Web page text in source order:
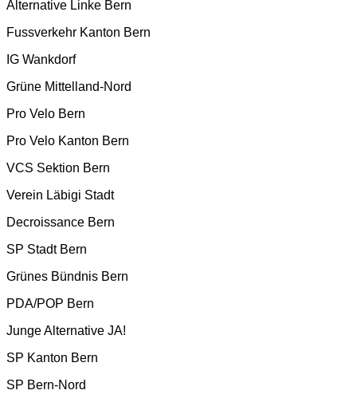
Alternative Linke Bern
Fussverkehr Kanton Bern
IG Wankdorf
Grüne Mittelland-Nord
Pro Velo Bern
Pro Velo Kanton Bern
VCS Sektion Bern
Verein Läbigi Stadt
Decroissance Bern
SP Stadt Bern
Grünes Bündnis Bern
PDA/POP Bern
Junge Alternative JA!
SP Kanton Bern
SP Bern-Nord